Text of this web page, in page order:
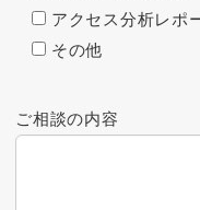
アクセス分析レポ
その他
ご相談の内容